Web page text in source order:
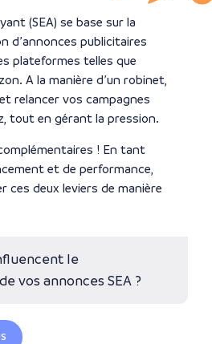
(SEA) se base sur la
d’annonces publicitaires
plateformes telles que
A la manière d’un robinet,
relancer vos campagnes
tout en gérant la pression.
! En tant
et de performance,
ces deux leviers de manière
le
vos annonces SEA ?